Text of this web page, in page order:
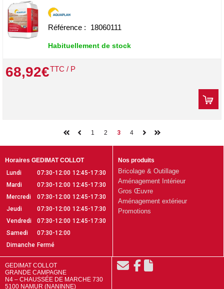
Référence : 18060111
Habituellement de stock
68,92€TTC / P
1 2 3 4
Horaires GEDIMAT COLLOT
Lundi
07:30-12:00 12:45-17:30
Mardi
07:30-12:00 12:45-17:30
Mercredi
07:30-12:00 12:45-17:30
Jeudi
07:30-12:00 12:45-17:30
Vendredi
07:30-12:00 12:45-17:30
Samedi
07:30-12:00
Dimanche Fermé
Nos produits
Bricolage & Outillage
Aménagement Intérieur
Gros Œuvre
Aménagement extérieur
Promotions
GEDIMAT COLLOT
GRANDE CAMPAGNE
N4 – CHAUSSÉE DE MARCHE 730
5100 NAMUR (NANINNE)